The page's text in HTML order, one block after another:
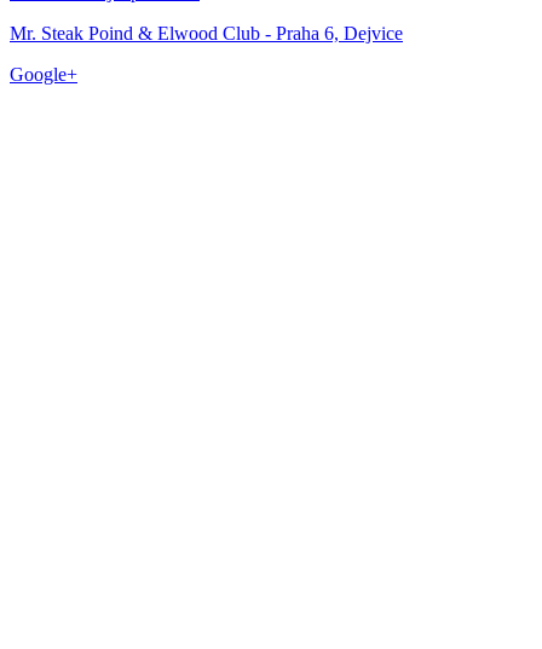
Mr. Steak Poind & Elwood Club - Praha 6, Dejvice
Google+